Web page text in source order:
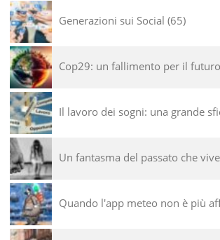
Generazioni sui Social 65
Cop29: un fallimento per il futuro
Il lavoro dei sogni: una grande
Un fantasma del passato che
Quando l'app meteo non è più